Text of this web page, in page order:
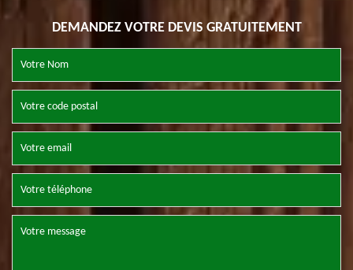
DEMANDEZ VOTRE DEVIS GRATUITEMENT